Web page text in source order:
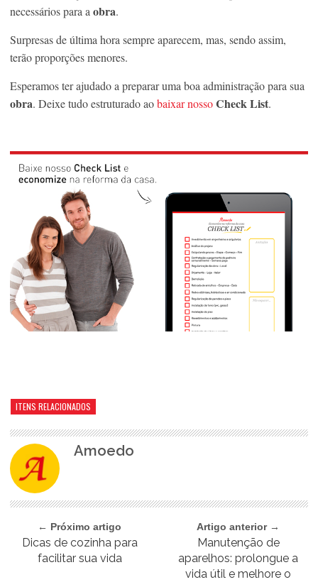
necessários para a obra.
Surpresas de última hora sempre aparecem, mas, sendo assim,
terão proporções menores.
Esperamos ter ajudado a preparar uma boa administração para sua
obra. Deixe tudo estruturado aobaixar nossoCheck List.
ITENS RELACIONADOS
Amoedo
← Próximo artigo
Dicas de cozinha para
facilitar sua vida
Artigo anterior →
Manutenção de
aparelhos: prolongue a
vida útil e melhore o